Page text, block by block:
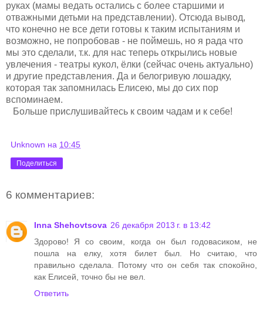
руках (мамы ведать остались с более старшими и
отважными детьми на представлении). Отсюда вывод,
что конечно не все дети готовы к таким испытаниям и
возможно, не попробовав - не поймешь, но я рада что
мы это сделали, т.к. для нас теперь открылись новые
увлечения - театры кукол, ёлки (сейчас очень актуально)
и другие представления. Да и белогривую лошадку,
которая так запомнилась Елисею, мы до сих пор
вспоминаем.
Больше прислушивайтесь к своим чадам и к себе!
Unknown на 10:45
Поделиться
6 комментариев:
Inna Shehovtsova 26 декабря 2013 г. в 13:42
Здорово! Я со своим, когда он был годовасиком, не
пошла на елку, хотя билет был. Но считаю, что
правильно сделала. Потому что он себя так спокойно,
как Елисей, точно бы не вел.
Ответить